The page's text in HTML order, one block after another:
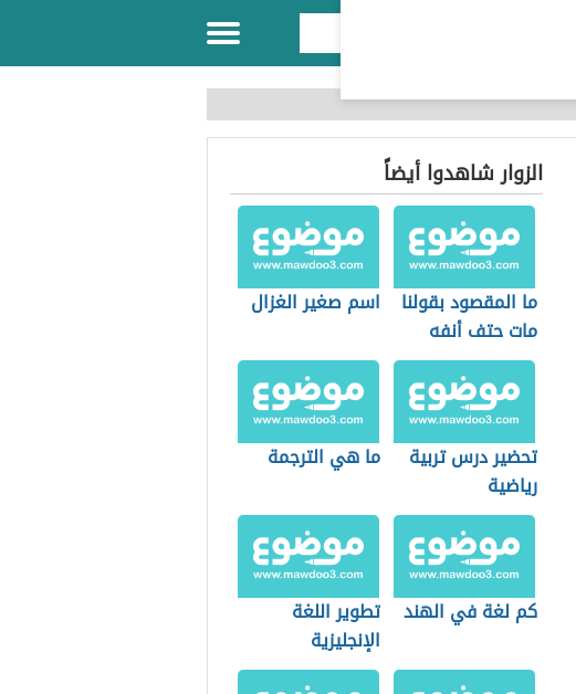
الزوار شاهدوا أيضاً
ما المقصود بقولنا
مات حتف أنفه
اسم صغير الغزال
تحضير درس تربية
رياضية
ما هي الترجمة
كم لغة في الهند
تطوير اللغة
الإنجليزية